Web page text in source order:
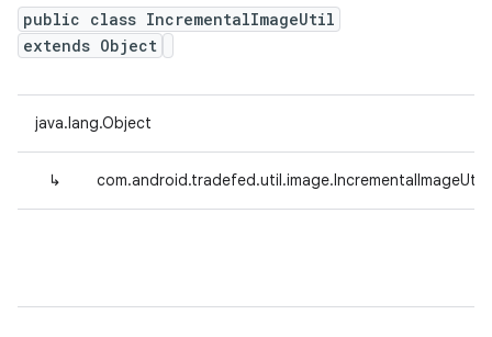
public class IncrementalImageUtil
extends Object
java.lang.Object
↳ com.android.tradefed.util.image.IncrementalImageUtil